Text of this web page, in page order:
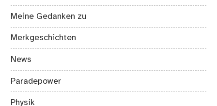
Meine Gedanken zu
Merkgeschichten
News
Paradepower
Physik